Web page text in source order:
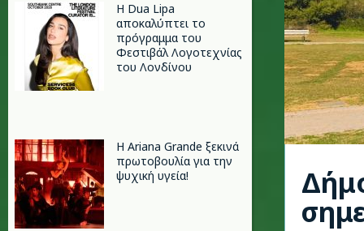
Η Dua Lipa
αποκαλύπτει το
πρόγραμμα του
Φεστιβάλ Λογοτεχνίας
του Λονδίνου
Η Ariana Grande ξεκινά
πρωτοβουλία για την
ψυχική υγεία!